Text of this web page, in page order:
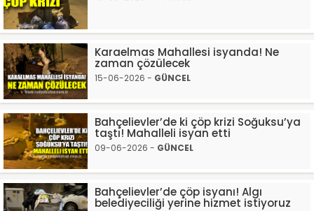
Karaelmas Mahallesi isyanda! Ne
zaman çözülecek
15-06-2026 - GÜNCEL
Bahçelievler’de ki çöp krizi Soğuksu’ya
taştı! Mahalleli isyan etti
09-06-2026 - GÜNCEL
Bahçelievler’de çöp isyanı! Algı
belediyeciliği yerine hizmet istiyoruz